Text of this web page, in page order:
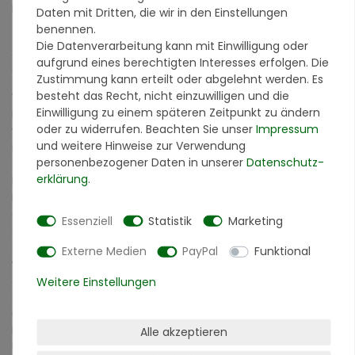
Mauerwerk, Zementputze, Zementanstriche
Terralith Grundierung/Abdichtung easy
Schicht aufgetragen nach ca. 24 Stunden überarbeitbar)
geeignet für nah zu alle Untergründe
Warum Grundieren?
Für Steinteppiche die fest mit dem Boden-Untergrund
verbunden werden, ist in jedem Fall eine Grundierung
notwendig. Anderenfalls besteht die Gefahr, dass der
Steinteppich früher oder später durch z. B. mechanische
Bewegungen und Belastungen Schaden nimmt oder
des Steinteppichs gelangen. In jedem Fall ist immer eine
systemgerechte Grundierung einzusetzen, denn
Grundierung ist nicht gleich Grundierung (Grundierungen,
wie sie z.B. für Schweißbahnen, Fliesen, Holz, Tapeten usw.
eingesetzt werden, sind für Steinteppiche ungeeignet).
Kompatibilität geklärt werden. Holz ist kein geeigneter
Daten mit Dritten, die wir in den Einstellungen
benennen.
Die Datenverarbeitung kann mit Einwilligung oder
aufgrund eines berechtigten Interesses erfolgen. Die
Zustimmung kann erteilt oder abgelehnt werden. Es
besteht das Recht, nicht einzuwilligen und die
Einwilligung zu einem späteren Zeitpunkt zu ändern
oder zu widerrufen. Beachten Sie unser Impressum
und weitere Hinweise zur Verwendung
personenbezogener Daten in unserer Daten­schutz­
erklärung.
Essenziell Statistik
Marketing
Externe Medien
PayPal
Funktional
Weitere Einstellungen
Alle akzeptieren